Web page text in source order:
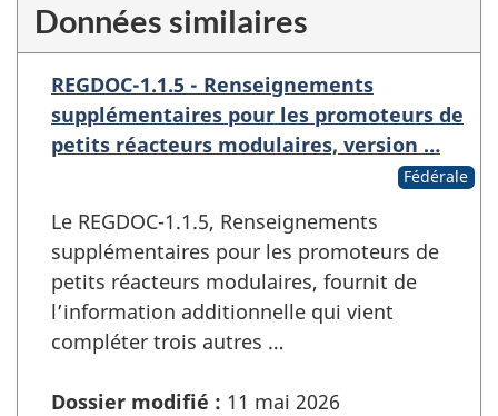
Données similaires
REGDOC-1.1.5 - Renseignements
supplémentaires pour les promoteurs de
petits réacteurs modulaires, version …
Fédérale
Le REGDOC-1.1.5, Renseignements
supplémentaires pour les promoteurs de
petits réacteurs modulaires, fournit de
l’information additionnelle qui vient
compléter trois autres …
Dossier modifié : 11 mai 2026